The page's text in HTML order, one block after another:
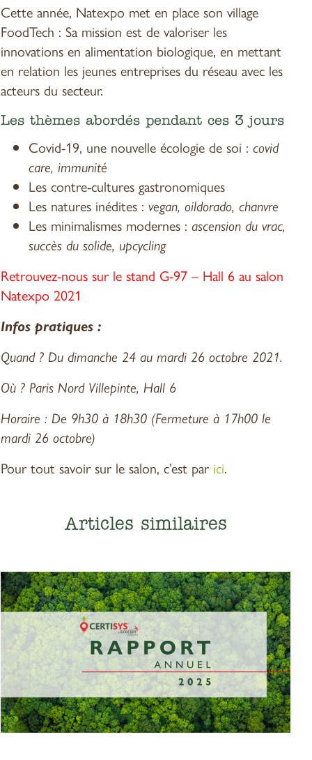
Cette année, Natexpo met en place son village
FoodTech : Sa mission est de valoriser les
innovations en alimentation biologique, en mettant
en relation les jeunes entreprises du réseau avec les
acteurs du secteur.
Les thèmes abordés pendant ces 3 jours
Covid-19, une nouvelle écologie de soi : covid
care, immunité
Les contre-cultures gastronomiques
Les natures inédites : vegan, oildorado, chanvre
Les minimalismes modernes : ascension du vrac,
succès du solide, upcycling
Retrouvez-nous sur le stand G-97 – Hall 6 au salon
Natexpo 2021
Infos pratiques :
Quand ? Du dimanche 24 au mardi 26 octobre 2021.
Où ? Paris Nord Villepinte, Hall 6
Horaire : De 9h30 à 18h30 (Fermeture à 17h00 le
mardi 26 octobre)
Pour tout savoir sur le salon, c’est par ici.
Articles similaires